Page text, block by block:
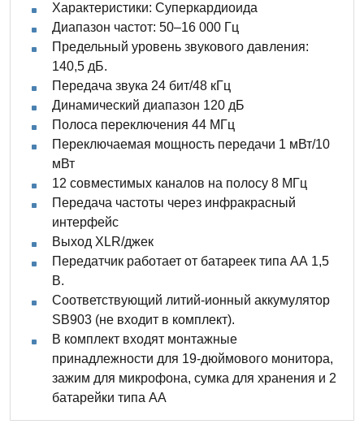
Характеристики: Суперкардиоида
Диапазон частот: 50–16 000 Гц
Предельный уровень звукового давления:
140,5 дБ.
Передача звука 24 бит/48 кГц
Динамический диапазон 120 дБ
Полоса переключения 44 МГц
Переключаемая мощность передачи 1 мВт/10
мВт
12 совместимых каналов на полосу 8 МГц
Передача частоты через инфракрасный
интерфейс
Выход XLR/джек
Передатчик работает от батареек типа АА 1,5
В.
Соответствующий литий-ионный аккумулятор
SB903 (не входит в комплект).
В комплект входят монтажные
принадлежности для 19-дюймового монитора,
зажим для микрофона, сумка для хранения и 2
батарейки типа АА